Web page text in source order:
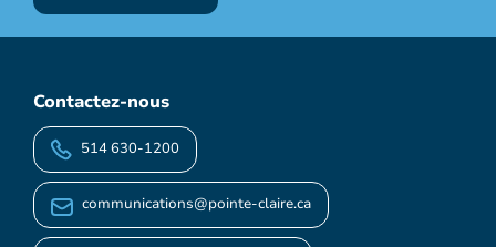
Contactez-nous
514 630-1200
communications@pointe-claire.ca